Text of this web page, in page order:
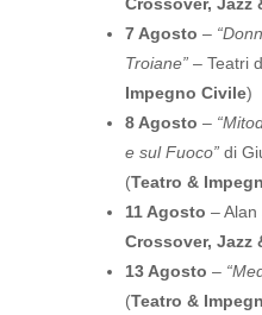
7 Agosto –
Troiane” – Teatri
Impegno Civile)
8 Agosto –
e sul Fuoco” di
(Teatro &
11 Agosto –
Crossover, Jazz
13 Agosto –
(Teatro &